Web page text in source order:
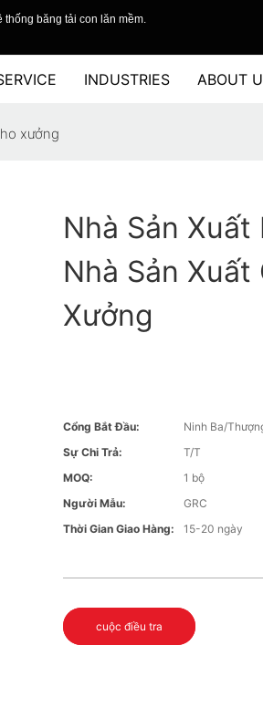
thống băng tải con lăn mềm.
INDUSTRIES ABOUT
xưởng
Nhà Sản
Nhà Sản
Xưởng
Cổng Bắt Đầu:
Ninh Ba/
Sự Chi Trả:
T/T
MOQ:
1 bộ
Người Mẫu:
GRC
Thời Gian Giao Hàng:
15-20 ngày
cuộc điều tra